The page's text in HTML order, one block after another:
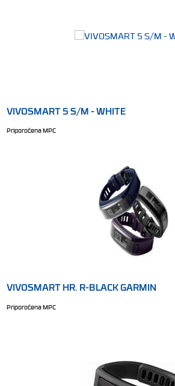
VIVOSMART 5 S/M - WHITE
Priporočena MPC
VIVOSMART HR. R-BLACK GARMIN
Priporočena MPC